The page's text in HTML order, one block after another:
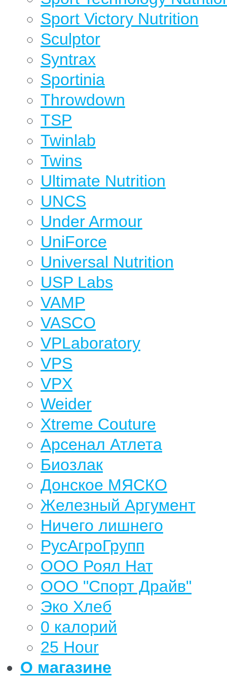
Sport Victory Nutrition
Sculptor
Syntrax
Sportinia
Throwdown
TSP
Twinlab
Twins
Ultimate Nutrition
UNCS
Under Armour
UniForce
Universal Nutrition
USP Labs
VAMP
VASCO
VPLaboratory
VPS
VPX
Weider
Xtreme Couture
Арсенал Атлета
Биозлак
Донское МЯСКО
Железный Аргумент
Ничего лишнего
РусАгроГрупп
ООО Роял Нат
ООО "Спорт Драйв"
Эко Хлеб
0 калорий
25 Hour
О магазине